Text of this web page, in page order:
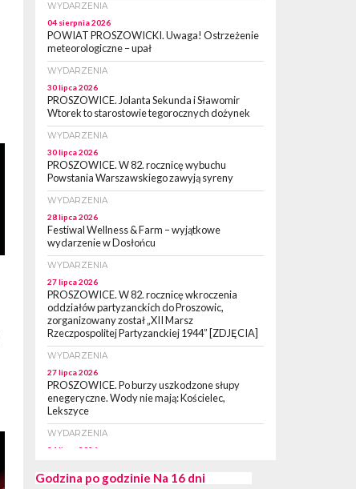
WYDARZENIA
04 sierpnia 2026
POWIAT PROSZOWICKI. Uwaga! Ostrzeżenie
meteorologiczne – upał
WYDARZENIA
30 lipca 2026
PROSZOWICE. Jolanta Sekunda i Sławomir
Wtorek to starostowie tegorocznych dożynek
WYDARZENIA
30 lipca 2026
PROSZOWICE. W 82. rocznicę wybuchu
Powstania Warszawskiego zawyją syreny
WYDARZENIA
28 lipca 2026
Festiwal Wellness & Farm – wyjątkowe
wydarzenie w Dosłońcu
WYDARZENIA
27 lipca 2026
PROSZOWICE. W 82. rocznicę wkroczenia
oddziałów partyzanckich do Proszowic,
zorganizowany został „XII Marsz
Rzeczpospolitej Partyzanckiej 1944” [ZDJĘCIA]
WYDARZENIA
27 lipca 2026
PROSZOWICE. Po burzy uszkodzone słupy
enegeryczne. Wody nie mają: Kościelec,
Lekszyce
WYDARZENIA
24 lipca 2026
się w gronie 27 miast, które zyskają dostęp do
Godzina po godzinie Na 16 dni